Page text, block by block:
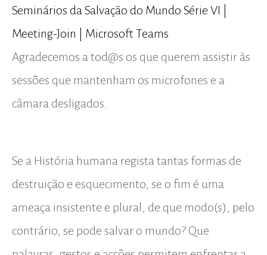
Seminários da Salvação do Mundo Série VI |
Meeting-Join | Microsoft Teams
Agradecemos a tod@s os que querem assistir às
sessões que mantenham os microfones e a
câmara desligados.
Se a História humana regista tantas formas de
destruição e esquecimento, se o fim é uma
ameaça insistente e plural, de que modo(s), pelo
contrário, se pode salvar o mundo? Que